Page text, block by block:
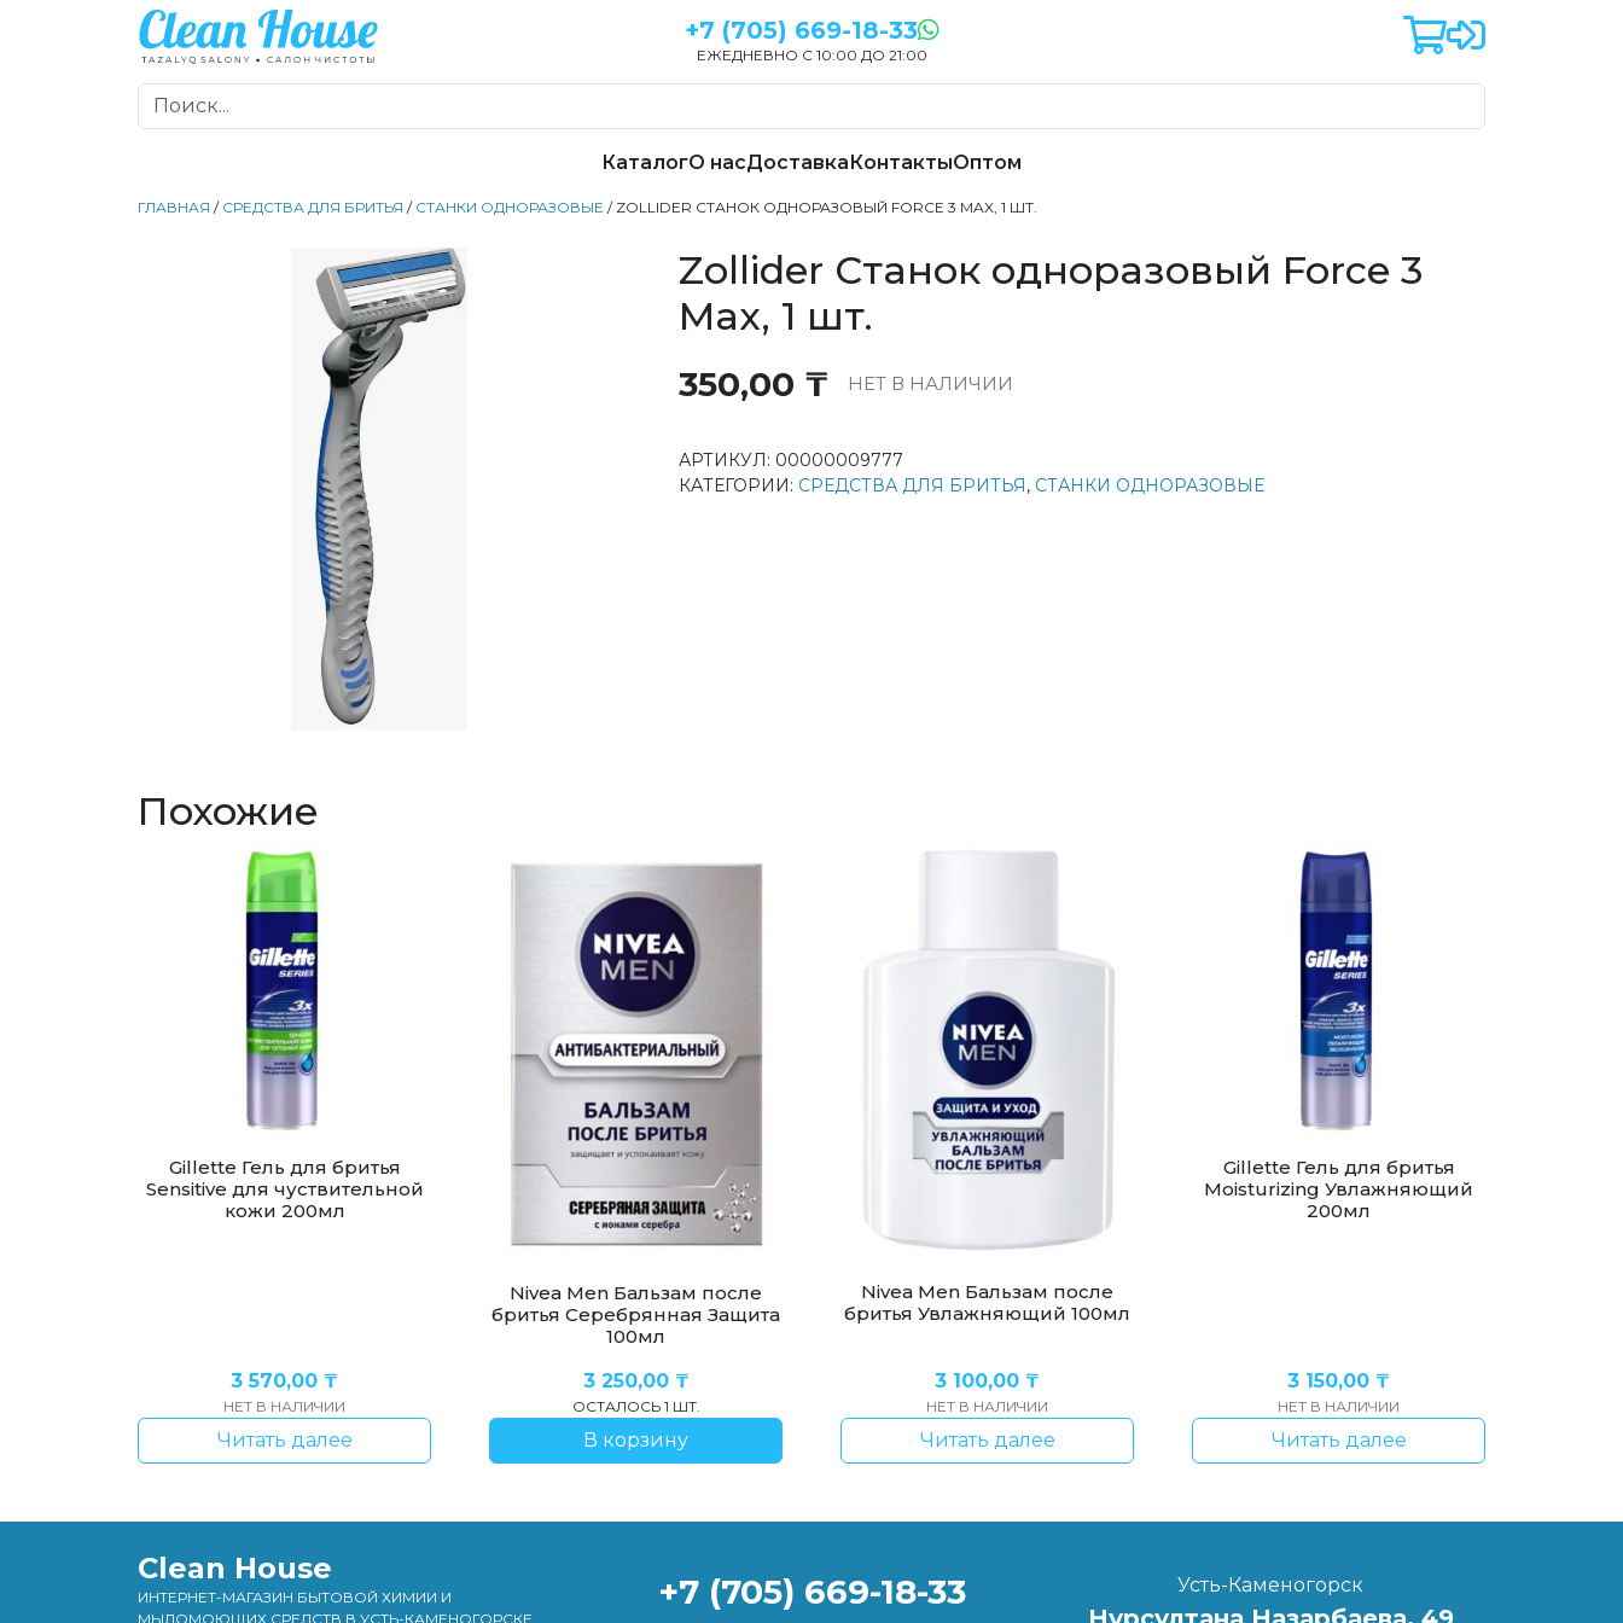
+7 (705) 669-18-33
ЕЖЕДНЕВНО С 10:00 ДО 21:00
КаталогО насДоставкаКонтактыОптом
ГЛАВНАЯ / СРЕДСТВА ДЛЯ БРИТЬЯ / СТАНКИ ОДНОРАЗОВЫЕ / ZOLLIDER СТАНОК ОДНОРАЗОВЫЙ FORCE 3 MAX, 1 ШТ.
Zollider Станок одноразовый Force 3
Max, 1 шт.
350,00 ₸ НЕТ В НАЛИЧИИ
АРТИКУЛ: 00000009777
КАТЕГОРИИ: СРЕДСТВА ДЛЯ БРИТЬЯ, СТАНКИ ОДНОРАЗОВЫЕ
Похожие
Gillette Гель для бритья
Sensitive для чуствительной
кожи 200мл
3 570,00 ₸
НЕТ В НАЛИЧИИ
Читать далее
Nivea Men Бальзам после
бритья Серебрянная Защита
100мл
3 250,00 ₸
ОСТАЛОСЬ 1 ШТ.
В корзину
Nivea Men Бальзам после
бритья Увлажняющий 100мл
3 100,00 ₸
НЕТ В НАЛИЧИИ
Читать далее
Gillette Гель для бритья
Moisturizing Увлажняющий
200мл
3 150,00 ₸
НЕТ В НАЛИЧИИ
Читать далее
Clean House
ИНТЕРНЕТ-МАГАЗИН БЫТОВОЙ ХИМИИ И
МЫЛОМОЮЩИХ СРЕДСТВ В УСТЬ-КАМЕНОГОРСКЕ
+7 (705) 669-18-33 Усть-Каменогорск